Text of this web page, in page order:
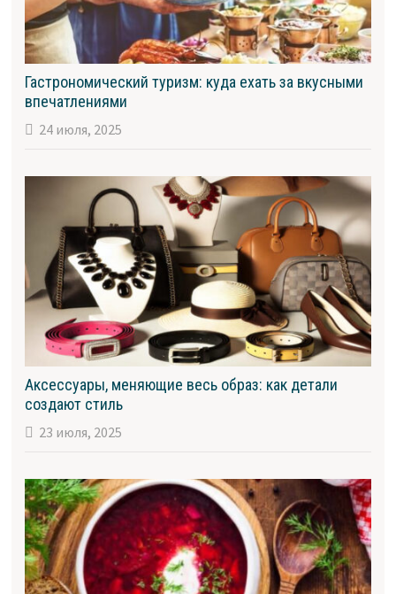
Гастрономический туризм: куда ехать за вкусными
впечатлениями
24 июля, 2025
Аксессуары, меняющие весь образ: как детали
создают стиль
23 июля, 2025